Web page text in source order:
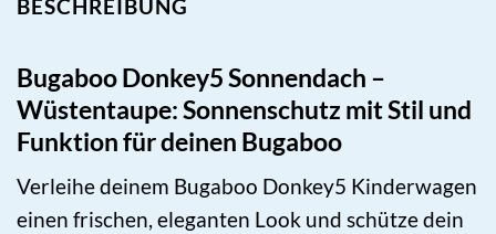
BESCHREIBUNG
Bugaboo Donkey5 Sonnendach –
Wüstentaupe: Sonnenschutz mit Stil und
Funktion für deinen Bugaboo
Verleihe deinem Bugaboo Donkey5 Kinderwagen
einen frischen, eleganten Look und schütze dein